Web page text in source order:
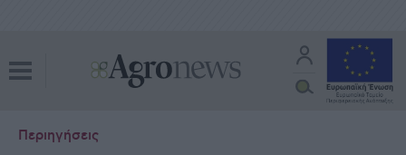
Περιηγήσεις